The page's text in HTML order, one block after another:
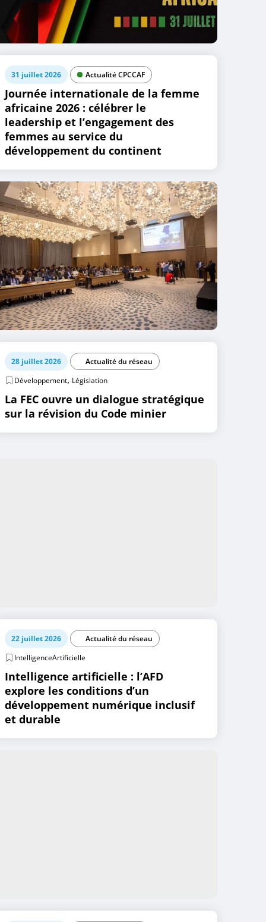
31 juillet 2026 Actualité CPCCAF
Journée internationale de la femme
africaine 2026 : célébrer le
leadership et l’engagement des
femmes au service du
développement du continent
28 juillet 2026
Actualité du réseau
Développement, Législation
La FEC ouvre un dialogue stratégique
sur la révision du Code minier
22 juillet 2026
Actualité du réseau
IntelligenceArtificielle
Intelligence artificielle : l’AFD
explore les conditions d’un
développement numérique inclusif
et durable